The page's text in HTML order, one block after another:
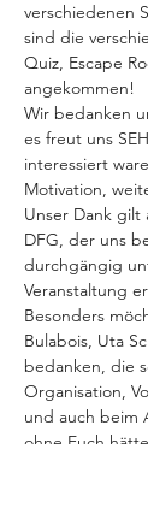
verschiedenen
sind die
Quiz, Escape
angekommen!
Wir bedanken
es freut uns
interessiert
Motivation,
Unser Dank gilt
DFG, der uns
durchgängig
Veranstaltung
Besonders
Bulabois, Uta
bedanken, die
Organisation,
und auch beim
ohne Euch